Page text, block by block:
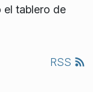
el tablero de
RSS